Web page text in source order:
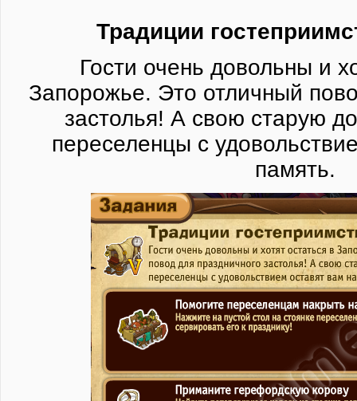
Традиции
Гости очень довольны и
Запорожье. Это отличный
застолья! А свою старую
переселенцы с
память.